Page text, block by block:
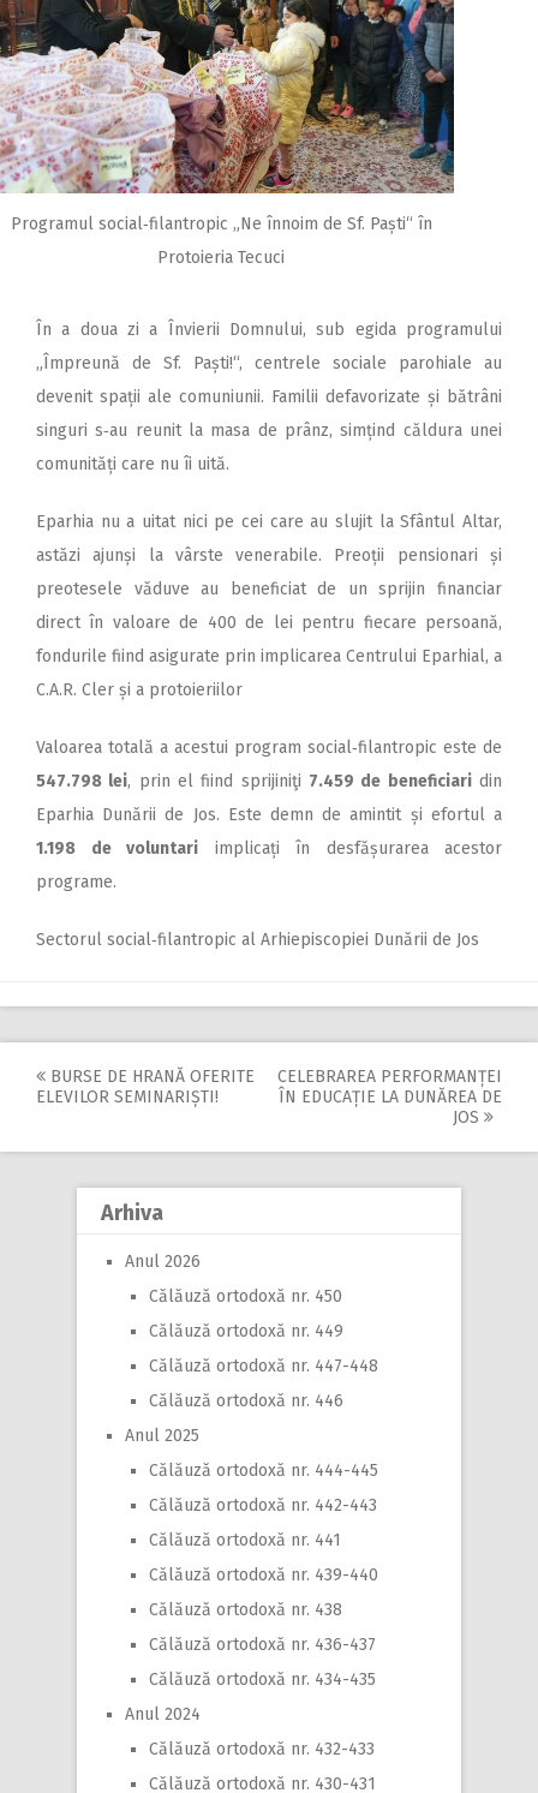
Programul social‑filantropic „Ne înnoim de Sf. Paști“ în
Protoieria Tecuci
În a doua zi a Învierii Domnului, sub egida programului
„Împreună de Sf. Paști!“, centrele sociale parohiale au
devenit spații ale comuniunii. Familii defavorizate și bătrâni
singuri s‑au reunit la masa de prânz, simțind căldura unei
comunități care nu îi uită.
Eparhia nu a uitat nici pe cei care au slujit la Sfântul Altar,
astăzi ajunși la vârste venerabile. Preoții pensionari și
preotesele văduve au beneficiat de un sprijin financiar
direct în valoare de 400 de lei pentru fiecare persoană,
fondurile fiind asigurate prin implicarea Centrului Eparhial, a
C.A.R. Cler și a protoieriilor
Valoarea totală a acestui program social‑filantropic este de
547.798 lei, prin el fiind sprijiniţi 7.459 de beneficiaridin
Eparhia Dunării de Jos. Este demn de amintit și efortul a
1.198 de voluntari implicați în desfășurarea acestor
programe.
Sectorul social‑filantropic al Arhiepiscopiei Dunării de Jos
Post
navigation
BURSE DE HRANĂ OFERITE
ELEVILOR SEMINARIȘTI!
CELEBRAREA PERFORMANȚEI
ÎN EDUCAȚIE LA DUNĂREA DE
JOS
Arhiva
Anul 2026
Călăuză ortodoxă nr. 450
Călăuză ortodoxă nr. 449
Călăuză ortodoxă nr. 447-448
Călăuză ortodoxă nr. 446
Anul 2025
Călăuză ortodoxă nr. 444-445
Călăuză ortodoxă nr. 442-443
Călăuză ortodoxă nr. 441
Călăuză ortodoxă nr. 439-440
Călăuză ortodoxă nr. 438
Călăuză ortodoxă nr. 436-437
Călăuză ortodoxă nr. 434-435
Anul 2024
Călăuză ortodoxă nr. 432-433
Călăuză ortodoxă nr. 430-431